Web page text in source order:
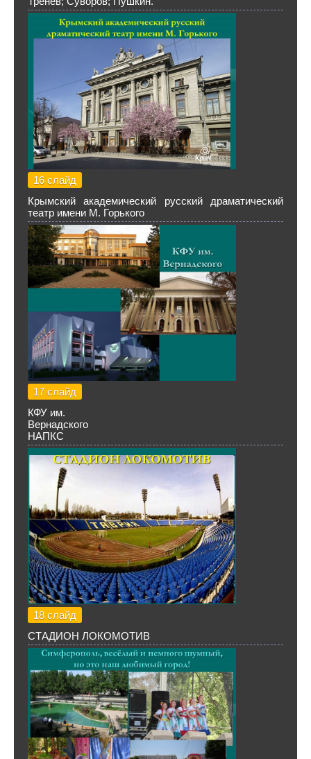
16 слайд
Крымский академический русский драматический
театр имени М. Горького
17 слайд
КФУ им.
Вернадского
НАПКС
18 слайд
СТАДИОН ЛОКОМОТИВ